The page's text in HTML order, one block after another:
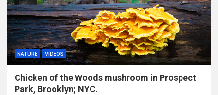
NATURE VIDEOS
Chicken of the Woods mushroom in Prospect
Park, Brooklyn; NYC.